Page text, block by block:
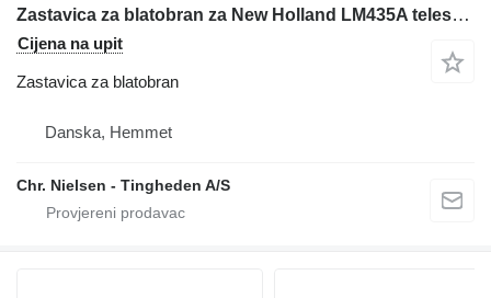
Zastavica za blatobran za New Holland LM435A teleskopskog utovarivača
Cijena na upit
Zastavica za blatobran
Danska, Hemmet
Chr. Nielsen - Tingheden A/S